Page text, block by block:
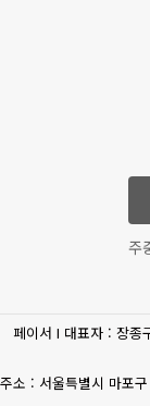
주
페이서 I 대표자 : 장종
주소 : 서울특별시 마포